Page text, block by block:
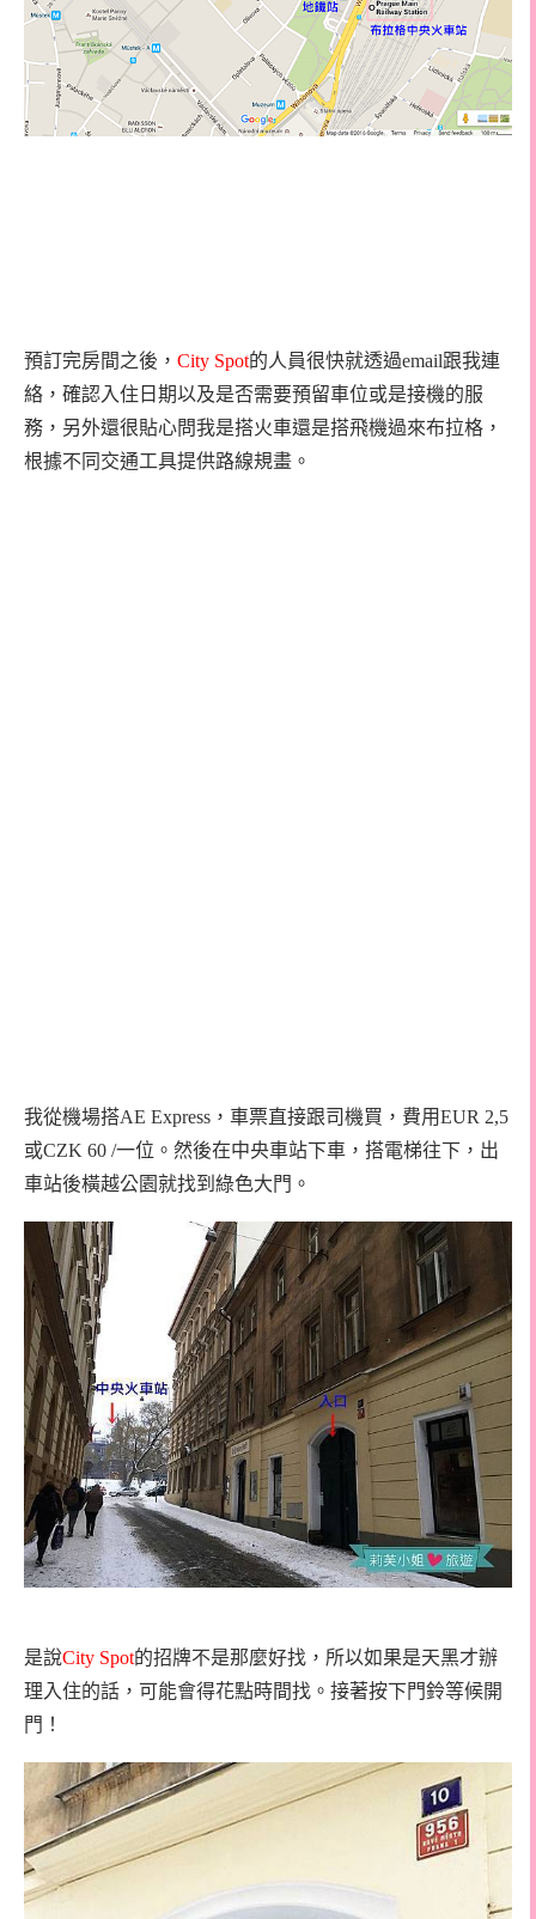
預訂完房間之後， City Spot的人員很快就透過email跟我連
絡，確認入住日期以及是否需要預留車位或是接機的服
務，另外還很貼心問我是搭火車還是搭飛機過來布拉格，
根據不同交通工具提供路線規畫。
我從機場搭AE Express，車票直接跟司機買，費用EUR 2,5
或CZK 60 /一位。然後在中央車站下車，搭電梯往下，出
車站後橫越公園就找到綠色大門。
是說City Spot的招牌不是那麼好找，所以如果是天黑才辦
理入住的話，可能會得花點時間找。接著按下門鈴等候開
門！